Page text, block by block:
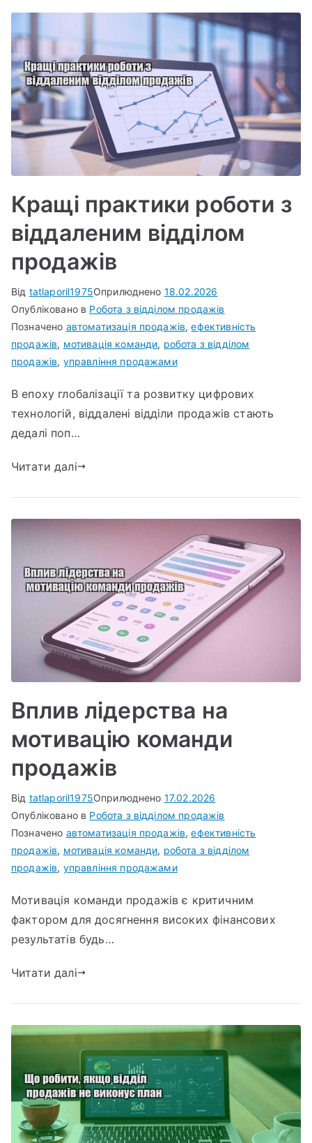
Кращі практики роботи з
віддаленим відділом
продажів
Від tatlaporil1975Оприлюднено 18.02.2026
Опубліковано в Робота з відділом продажів
Позначено автоматизація продажів,ефективність
продажів, мотивація команди, робота з відділом
продажів, управління продажами
В епоху глобалізації та розвитку цифрових
технологій, віддалені відділи продажів стають
дедалі поп…
Читати далі
Вплив лідерства на
мотивацію команди
продажів
Від tatlaporil1975Оприлюднено 17.02.2026
Опубліковано в Робота з відділом продажів
Позначено автоматизація продажів,ефективність
продажів, мотивація команди, робота з відділом
продажів, управління продажами
Мотивація команди продажів є критичним
фактором для досягнення високих фінансових
результатів будь…
Читати далі